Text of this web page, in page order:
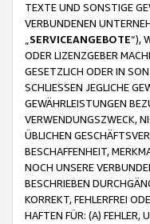
TEXTE UND SONSTIGE
VERBUNDENEN
SERVICEANGEBOTE“),
ODER LIZENZGEBER
GESETZLICH ODER IN
SCHLIESSEN JEGLICHE
GEWÄHRLEISTUNGEN
VERWENDUNGSZWECK,
ÜBLICHEN
BESCHAFFENHEIT,
NOCH UNSERE
BESCHRIEBEN
KORREKT, FEHLERFREI
HAFTEN FÜR: (A) FEHLER,